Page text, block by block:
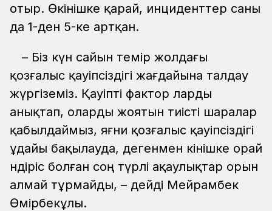
отыр. Өкінішке қарай, инциденттер саны
да 1-ден 5-ке артқан.
– Біз күн сайын темір жолдағы
қозғалыс қауіпсіздігі жағдайына талдау
жүргіземіз. Қауіпті фактор ларды
анықтап, оларды жоятын тиісті шаралар
қабылдаймыз, яғни қозғалыс қауіпсіздігі
ұдайы бақылауда, дегенмен өкінішке орай
өндіріс болған соң түрлі ақаулықтар орын
алмай тұрмайды, – дейді Мейрамбек
Өмірбекұлы.